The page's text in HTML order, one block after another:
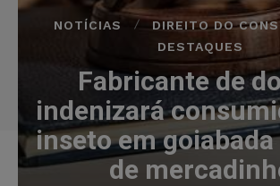
NOTÍCIAS
DIREITO DO
DESTAQUES
Fabricante de
indenizará
inseto em goiabada
de